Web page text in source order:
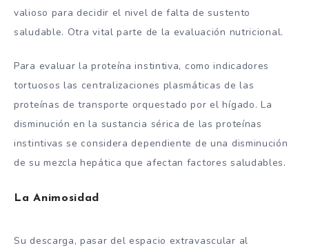
valioso para decidir el nivel de falta de sustento
saludable. Otra vital parte de la evaluación nutricional.
Para evaluar la proteína instintiva, como indicadores
tortuosos las centralizaciones plasmáticas de las
proteínas de transporte orquestado por el hígado. La
disminución en la sustancia sérica de las proteínas
instintivas se considera dependiente de una disminución
de su mezcla hepática que afectan factores saludables.
La Animosidad
Su descarga, pasar del espacio extravascular al